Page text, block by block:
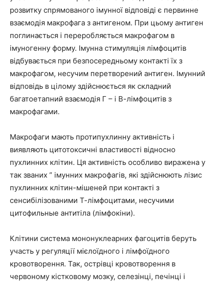
розвитку спрямованого імунної відповіді є первинне
взаємодія макрофага з антигеном. При цьому антиген
поглинається і переробляється макрофагом в
імуногенну форму. Імунна стимуляція лімфоцитів
відбувається при безпосередньому контакті їх з
макрофагом, несучим перетворений антиген. Імунний
відповідь в цілому здійснюється як складний
багатоетапний взаємодія Г – і В-лімфоцитів з
макрофагами.
Макрофаги мають протипухлинну активність і
виявляють цитотоксичні властивості відносно
пухлинних клітин. Ця активність особливо виражена у
так званих ” імунних макрофагів, які здійснюють лізис
пухлинних клітин-мішеней при контакті з
сенсибілізованими Т-лімфоцитами, несучими
цитофильные антитіла (лімфокіни).
Клітини система мононуклеарних фагоцитів беруть
участь у регуляції мієлоїдного і лімфоїдного
кровотворення. Так, острівці кровотворення в
червоному кістковому мозку, селезінці, печінці і